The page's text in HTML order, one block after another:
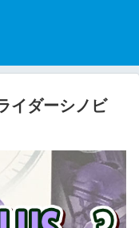
ダーシノビ